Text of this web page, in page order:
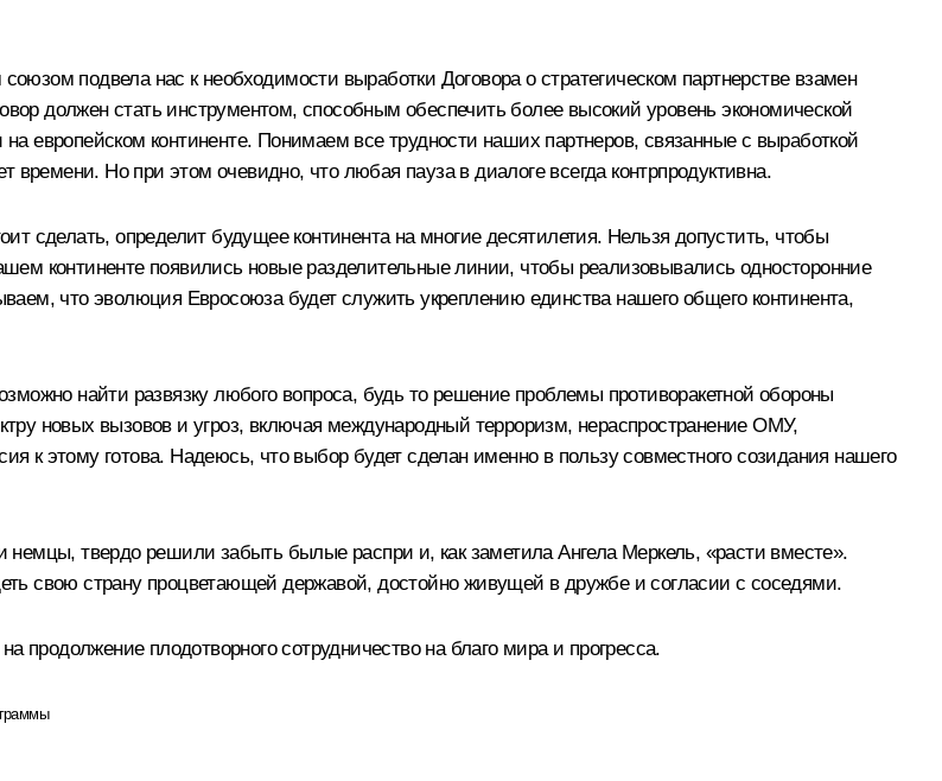
подвела нас к необходимости выработки Договора о стратегическом партнерстве взамен
должен стать инструментом, способным обеспечить более высокий уровень экономической
европейском континенте. Понимаем все трудности наших партнеров, связанные с выработкой
времени. Но при этом очевидно, что любая пауза в диалоге всегда контрпродуктивна.
сделать, определит будущее континента на многие десятилетия. Нельзя допустить, чтобы
континенте появились новые разделительные линии, чтобы реализовывались односторонние
что эволюция Евросоюза будет служить укреплению единства нашего общего континента,
найти развязку любого вопроса, будь то решение проблемы противоракетной обороны
новых вызовов и угроз, включая международный терроризм, нераспространение ОМУ,
к этому готова. Надеюсь, что выбор будет сделан именно в пользу совместного созидания нашего
твердо решили забыть былые распри и, как заметила Ангела Меркель, «расти вместе».
свою страну процветающей державой, достойно живущей в дружбе и согласии с соседями.
плодотворного сотрудничество на благо мира и прогресса.